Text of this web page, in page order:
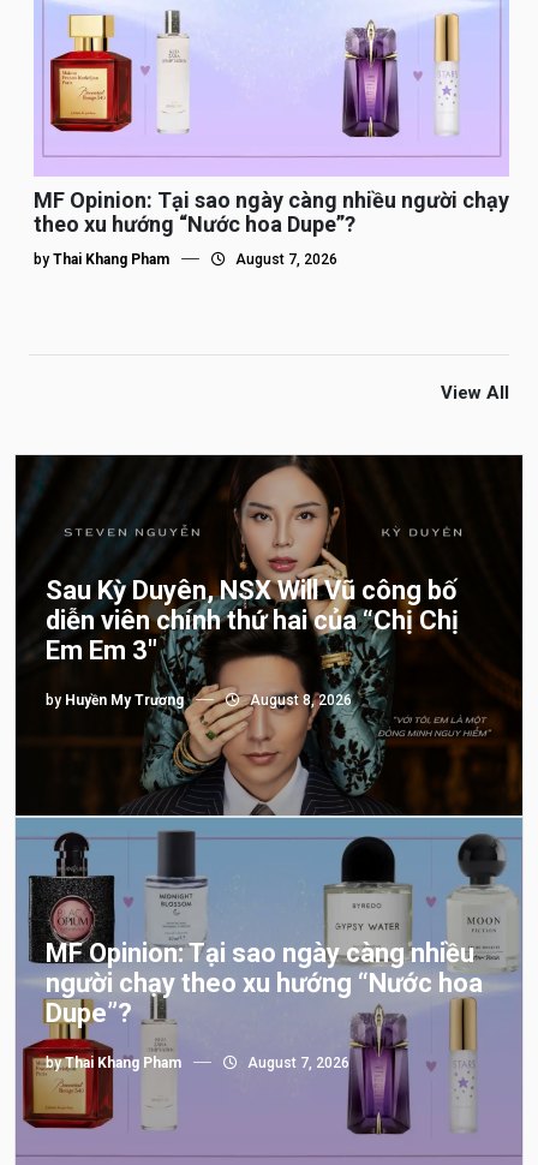
MF Opinion: Tại sao ngày càng nhiều người chạy
theo xu hướng “Nước hoa Dupe”?
by Thai Khang Pham August 7, 2026
View All
Sau Kỳ Duyên, NSX Will Vũ công bố
diễn viên chính thứ hai của “Chị Chị
Em Em 3″
by Huyền My Trương August 8, 2026
MF Opinion: Tại sao ngày càng nhiều
người chạy theo xu hướng “Nước hoa
Dupe”?
byThai Khang Pham August 7, 2026